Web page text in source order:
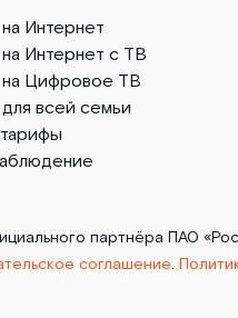
Интернет
Интернет с ТВ
Цифровое ТВ
всей семьи
партнёра ПАО
соглашение.